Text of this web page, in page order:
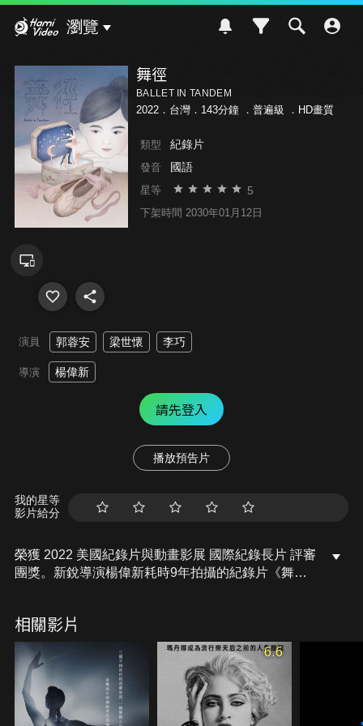
瀏覽
舞徑
BALLET IN TANDEM
2022．台灣．143分鐘 ． 普遍級 ．HD畫質
類型 紀錄片
發音 國語
星等 5
下架時間 2030年01月12日
演員 郭蓉安 梁世懷 李巧
導演 楊偉新
請先登入
播放預告片
我的星等
影片給分
榮獲 2022 美國紀錄片與動畫影展 國際紀錄長片 評審
團獎​。新銳導演楊偉新耗時9年拍攝的紀錄片《舞
代以專業芭蕾舞校模式培訓學生，期望在台灣創造職
業芭蕾環境的資深老師；一位成功克服舞蹈根基不
足，站上國際舞台，卻因傷失去演出機會的職業芭蕾
舞者；「舞徑」藉由凝視與傾聽三位不同世代舞者之
舞蹈歷程，交織成一篇對台灣芭蕾舞現狀的提問，進
而打開對「文化」與「身體」的另一種想像與思考。​​
相關影片
6.6